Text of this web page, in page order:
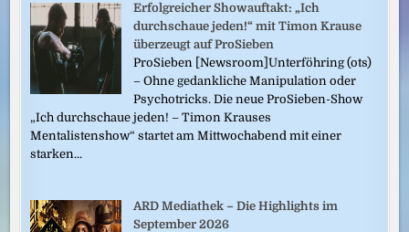
Erfolgreicher Showauftakt: „Ich
durchschaue jeden!“ mit Timon Krause
überzeugt auf ProSieben
ProSieben [Newsroom]Unterföhring (ots)
– Ohne gedankliche Manipulation oder
Psychotricks. Die neue ProSieben-Show
„Ich durchschaue jeden! – Timon Krauses
Mentalistenshow“ startet am Mittwochabend mit einer
starken...
ARD Mediathek – Die Highlights im
September 2026